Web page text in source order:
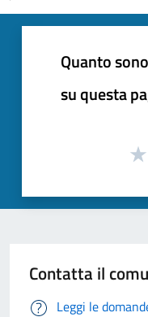
Quanto
su questa
Contatta il
Leggi le